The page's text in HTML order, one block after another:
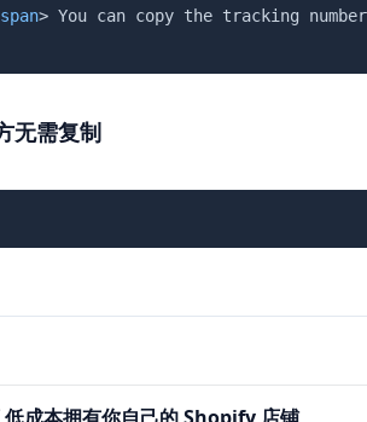
span> You can copy the tracking
无需复制